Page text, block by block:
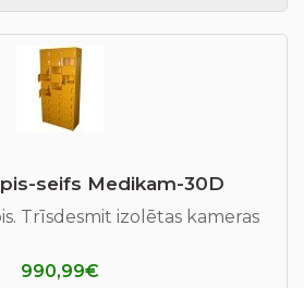
seifs Medikam-30D
Trīsdesmit izolētas kameras
990,99€